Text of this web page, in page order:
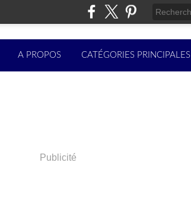
A PROPOS CATÉGORIES PRINCIPALES
Publicité